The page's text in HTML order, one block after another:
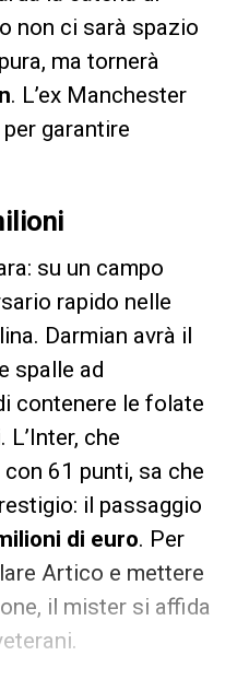
non ci sarà spazio
ma tornerà
. L’ex Manchester
garantire
su un campo
rapido nelle
Darmian avrà il
spalle ad
contenere le folate
che
61 punti, sa che
il passaggio
di euro. Per
Artico e mettere
il mister si affida